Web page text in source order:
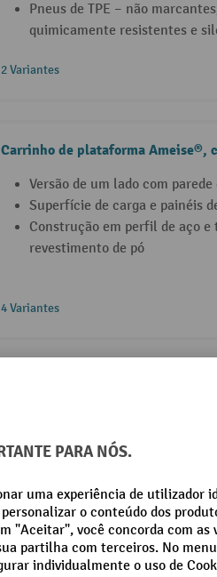
Pneus de TPE – não
quimicamente resistentes e
2 Variantes
Carrinho de plataforma Ameise®,
Versão de um lado com parede
Superfície de carga e painéis
Construção em perfil de aço e
revestimento de pó
4 Variantes
Carrinho de plataforma Ameise®,
Superfície de carregamento
capacidade de carga de 500 kg
revestimento de pó
Pneus em TPE com
contra enrolamento de fios